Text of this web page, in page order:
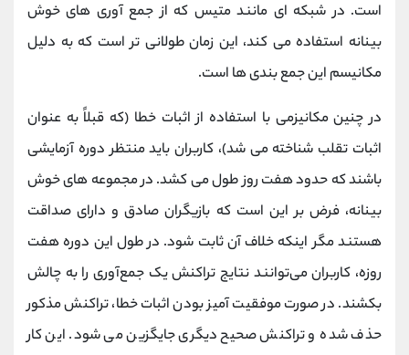
است. در شبکه ای مانند متیس که از جمع آوری های خوش
بینانه استفاده می کند، این زمان طولانی تر است که به دلیل
مکانیسم این جمع بندی ها است.
در چنین مکانیزمی با استفاده از اثبات خطا (که قبلاً به عنوان
اثبات تقلب شناخته می شد)، کاربران باید منتظر دوره آزمایشی
باشند که حدود هفت روز طول می کشد. در مجموعه های خوش
بینانه، فرض بر این است که بازیگران صادق و دارای صداقت
هستند مگر اینکه خلاف آن ثابت شود. در طول این دوره هفت
روزه، کاربران می‌توانند نتایج تراکنش یک جمع‌آوری را به چالش
بکشند. در صورت موفقیت آمیز بودن اثبات خطا، تراکنش مذکور
حذف شده و تراکنش صحیح دیگری جایگزین می شود. این کار